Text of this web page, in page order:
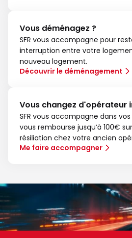
Vous déménagez ?
SFR vous accompagne pour
interruption entre votre
nouveau logement.
Découvrir le déménagement
Vous changez d'opérateur
SFR vous accompagne dans
vous rembourse jusqu’à 100€
résiliation chez votre ancien
Me faire accompagner